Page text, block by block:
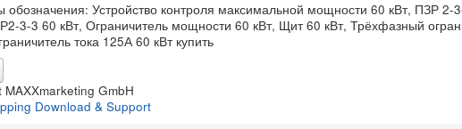
обозначения: Устройство контроля максимальной мощности 60 кВт, ПЗР
3-3 60 кВт, Ограничитель мощности 60 кВт, Щит 60 кВт, Трёхфазный
тока 125А 60 кВт купить
MAXXmarketing GmbH
Download & Support